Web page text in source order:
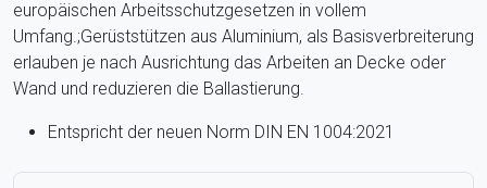
europäischen Arbeitsschutzgesetzen in vollem
Umfang.;Gerüststützen aus Aluminium, als Basisverbreiterung
erlauben je nach Ausrichtung das Arbeiten an Decke oder
Wand und reduzieren die Ballastierung.
Entspricht der neuen Norm DIN EN 1004:2021